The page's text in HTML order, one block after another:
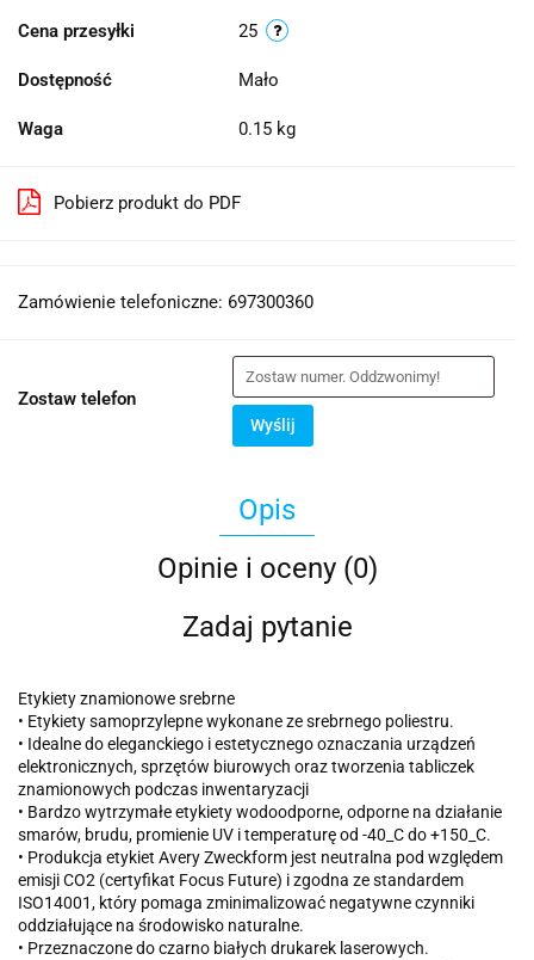
Cena przesyłki 25
Dostępność Mało
Waga 0.15 kg
Pobierz produkt do PDF
Zamówienie telefoniczne: 697300360
Zostaw telefon
Wyślij
Opis
Opinie i oceny (0)
Zadaj pytanie
Etykiety znamionowe srebrne
• Etykiety samoprzylepne wykonane ze srebrnego poliestru.
• Idealne do eleganckiego i estetycznego oznaczania urządzeń
elektronicznych, sprzętów biurowych oraz tworzenia tabliczek
znamionowych podczas inwentaryzacji
• Bardzo wytrzymałe etykiety wodoodporne, odporne na działanie
smarów, brudu, promienie UV i temperaturę od -40_C do +150_C.
• Produkcja etykiet Avery Zweckform jest neutralna pod względem
emisji CO2 (certyfikat Focus Future) i zgodna ze standardem
ISO14001, który pomaga zminimalizować negatywne czynniki
oddziałujące na środowisko naturalne.
• Przeznaczone do czarno białych drukarek laserowych.